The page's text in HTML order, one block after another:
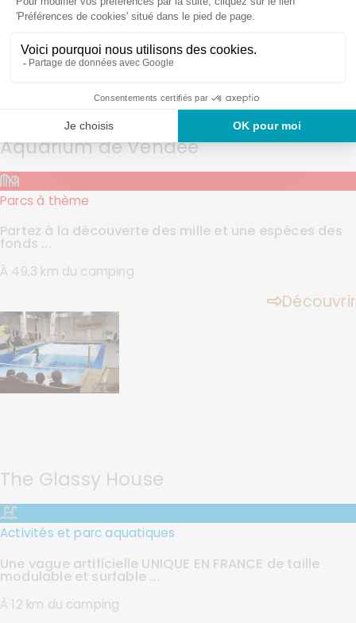
Aquarium de Vendée
Parcs à thème
Partez à la découverte des mille et une espèces des
fonds ...
À 49,3 km du camping
Découvrir
The Glassy House
Activités et parc aquatiques
Une vague artificielle UNIQUE EN FRANCE de taille
modulable et surfable ...
À 12 km du camping